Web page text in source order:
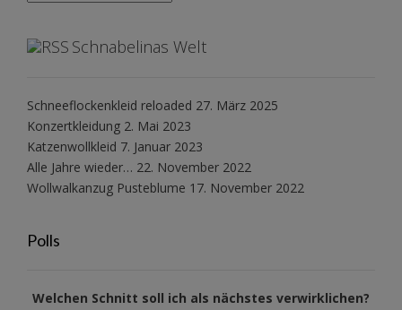
Schnabelinas Welt
Schneeflockenkleid reloaded 27. März 2025
Konzertkleidung 2. Mai 2023
Katzenwollkleid 7. Januar 2023
Alle Jahre wieder… 22. November 2022
Wollwalkanzug Pusteblume 17. November 2022
Polls
Welchen Schnitt soll ich als nächstes verwirklichen?